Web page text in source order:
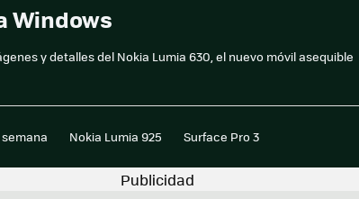
Windows
y detalles del Nokia Lumia 630, el nuevo móvil asequible
Nokia Lumia 925 Surface Pro 3